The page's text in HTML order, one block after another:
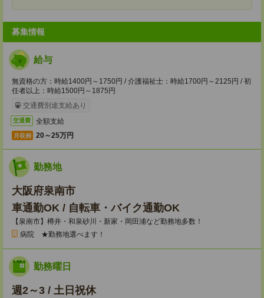
募集情報
給与
無資格の方：時給1400円～1750円 / 介護福祉士：時給1700円～2125円 / 初
任者以上：時給1500円～1875円
交通費別途支給あり
交通費 全額支給
月収例 20～25万円
勤務地
大阪府泉南市
車通勤OK / 自転車・バイク通勤OK
【泉南市】樽井・和泉砂川・新家・岡田浦など勤務地多数！
病院 ★勤務地選べます！
勤務曜日
週2～3 / 土日祝休